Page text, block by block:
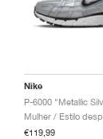
Nike
€119,99